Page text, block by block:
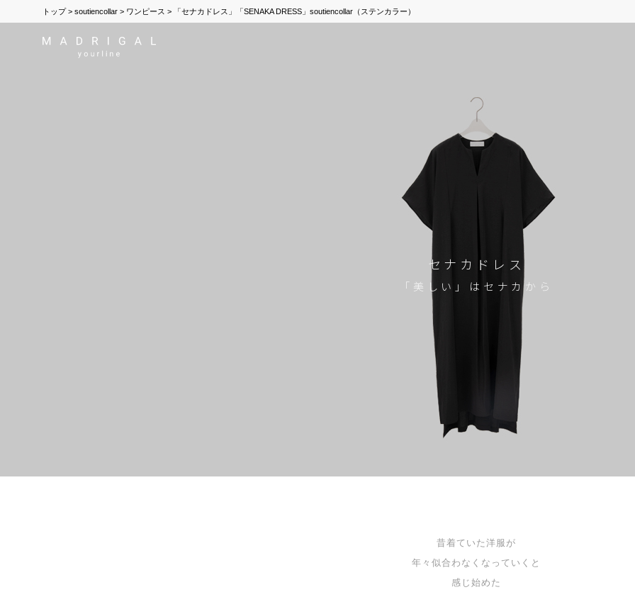
トップ soutiencollar ワンピース 「セナカドレス」「SENAKA DRESS」soutiencollar（ステンカラー）
セナカドレス
「美しい」はセナカから
昔着ていた洋服が
年々似合わなくなっていくと
感じ始めた